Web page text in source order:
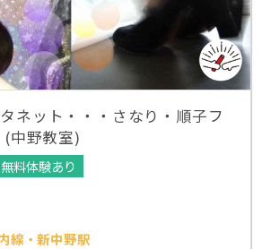
ネット・・・さなり・順子フ
中野教室)
無料体験あり
線・新中野駅